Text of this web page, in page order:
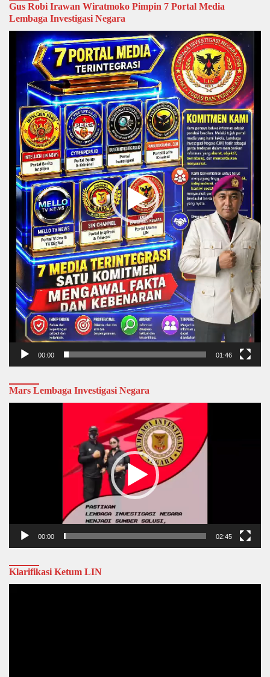
Gus Robi Irawan Wiratmoko Pimpin 7 Portal Media
Lembaga Investigasi Negara
Video
Player
00:00 01:46
Mars Lembaga Investigasi Negara
00:00 02:45
Klarifikasi Ketum LIN